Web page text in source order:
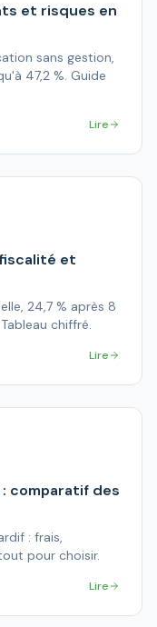
et risques en
sans gestion,
47,2 %. Guide
Lire
et
24,7 % après 8
chiffré.
Lire
comparatif des
: frais,
pour choisir.
Lire